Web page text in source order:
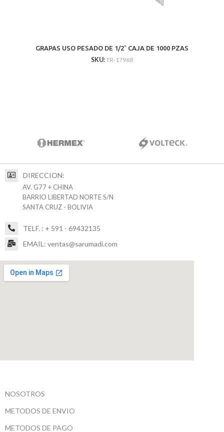
GRAPAS USO PESADO DE 1/2″ CAJA DE 1000 PZAS
SKU:TR-17968
DIRECCION:
AV. G77 + CHINA
BARRIO LIBERTAD NORTE S/N
SANTA CRUZ - BOLIVIA
TELF. : + 591 - 69432135
EMAIL: ventas@sarumadi.com
NOSOTROS
METODOS DE ENVIO
METODOS DE PAGO